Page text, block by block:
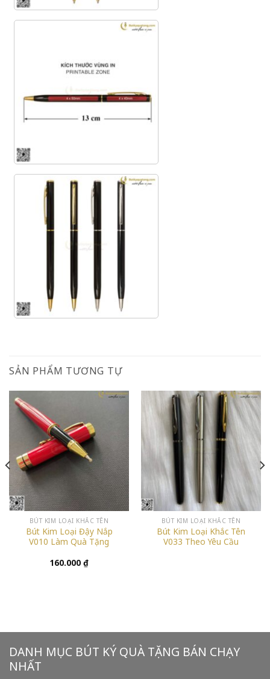
SẢN PHẨM TƯƠNG TỰ
BÚT KIM LOẠI KHẮC TÊN
Bút Kim Loại Đậy Nắp
V010 Làm Quà Tặng
160.000 ₫
BÚT KIM LOẠI KHẮC TÊN
Bút Kim Loại Khắc Tên
V033 Theo Yêu Cầu
DANH MỤC BÚT KÝ QUÀ TẶNG BÁN CHẠY
NHẤT